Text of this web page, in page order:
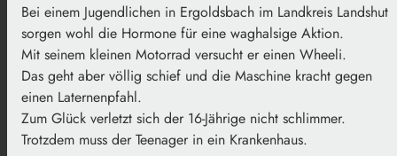
Bei einem Jugendlichen in Ergoldsbach im Landkreis Landshut
sorgen wohl die Hormone für eine waghalsige Aktion.
Mit seinem kleinen Motorrad versucht er einen Wheeli.
Das geht aber völlig schief und die Maschine kracht gegen
einen Laternenpfahl.
Zum Glück verletzt sich der 16-Jährige nicht schlimmer.
Trotzdem muss der Teenager in ein Krankenhaus.